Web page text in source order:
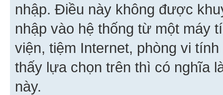
nhập. Điều này không được
nhập vào hệ thống từ một máy
viện, tiệm Internet, phòng vi
thấy lựa chọn trên thì có nghĩa
này.